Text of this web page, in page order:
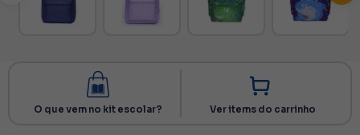
O que vem no kit escolar? Ver items do carrinho